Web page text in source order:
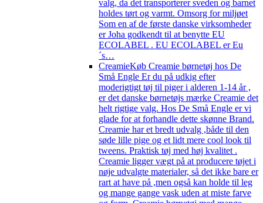
valg, da det transporterer sveden og barnet
holdes tørt og varmt. Omsorg for miljøet
Som en af de første danske virksomheder
er Joha godkendt til at benytte EU
ECOLABEL . EU ECOLABEL er Eu
´s…
CreamieKøb Creamie børnetøj hos De
Små Engle Er du på udkig efter
moderigtigt tøj til piger i alderen 1-14 år ,
er det danske børnetøjs mærke Creamie det
helt rigtige valg. Hos De Små Engle er vi
glade for at forhandle dette skønne Brand.
Creamie har et bredt udvalg ,både til den
søde lille pige og et lidt mere cool look til
tweens. Praktisk tøj med høj kvalitet .
Creamie ligger vægt på at producere tøjet i
nøje udvalgte materialer, så det ikke bare er
rart at have på ,men også kan holde til leg
og mange gange vask uden at miste farve